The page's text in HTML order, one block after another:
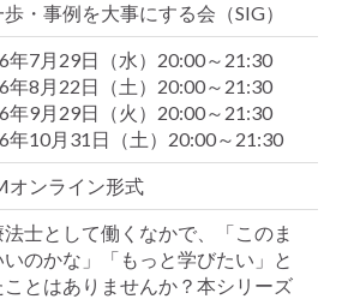
・事例を大事にする会（SIG）
7月29日（水）20:00～21:30
8月22日（土）20:00～21:30
9月29日（火）20:00～21:30
10月31日（土）20:00～21:30
オンライン形式
士として働くなかで、「このま
いのかな」「もっと学びたい」と
ことはありませんか？本シリーズ